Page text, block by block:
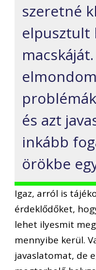
szeretné
elpusztult
és azt
inkább
örökbe
Igaz, arról is
érdeklődőket,
lehet ilyesmit
mennyibe kerül.
javaslatomat, de